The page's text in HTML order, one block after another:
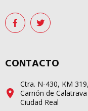
CONTACTO
Ctra. N-430, KM
Carrión de
Ciudad Real